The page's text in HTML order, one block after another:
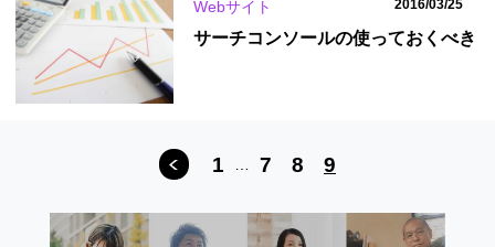
Webサイト 2016/03/25
サーチコンソールの使っておくべき
1 7 8 9